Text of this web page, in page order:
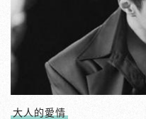
大人的愛情